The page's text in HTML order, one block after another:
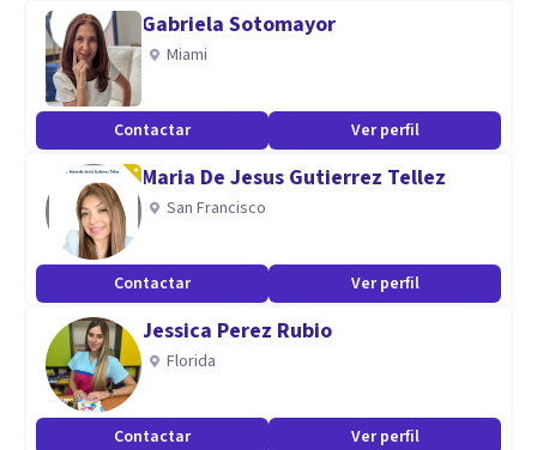
Gabriela Sotomayor
Miami
Contactar Ver perfil
Maria De Jesus Gutierrez Tellez
San Francisco
Contactar Ver perfil
Jessica Perez Rubio
Florida
Contactar Ver perfil